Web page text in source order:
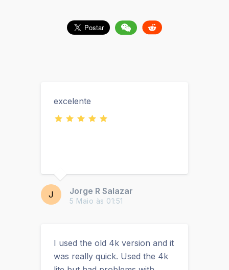
excelente
J Jorge R Salazar
5 Maio às 01:51
I used the old 4k version and it
was really quick. Used the 4k